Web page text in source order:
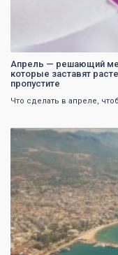
Апрель — решающий
которые заставят
пропустите
Что сделать в апреле,